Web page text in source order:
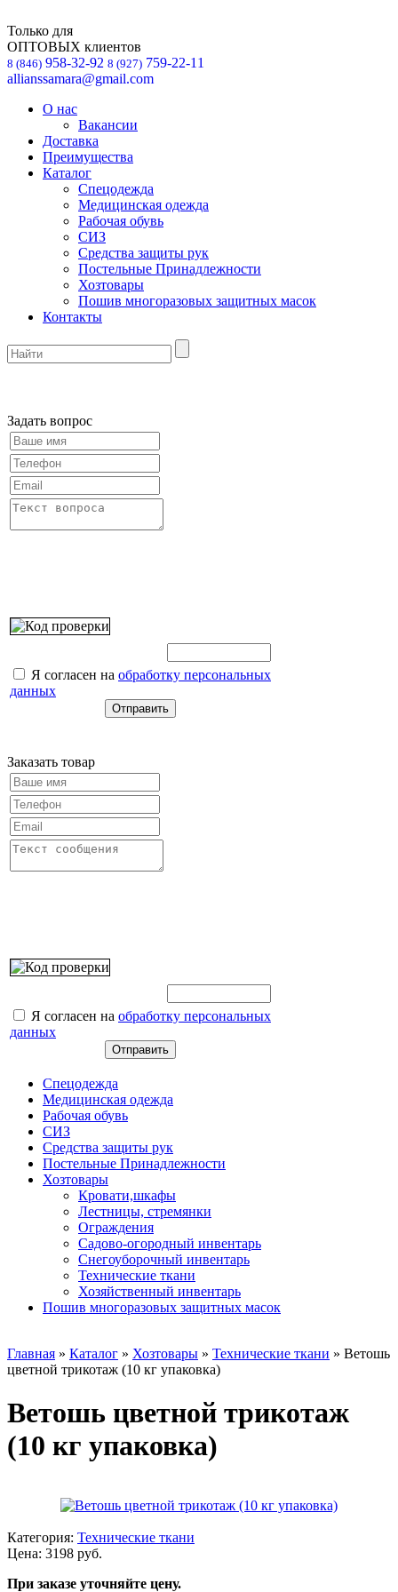
Только для
ОПТОВЫХ клиентов
8 (846) 958-32-92 8 (927) 759-22-11
allianssamara@gmail.com
О нас
Вакансии
Доставка
Преимущества
Каталог
Спецодежда
Медицинская одежда
Рабочая обувь
СИЗ
Средства защиты рук
Постельные Принадлежности
Хозтовары
Пошив многоразовых защитных масок
Контакты
Задать вопрос
Я согласен на обработку персональных
данных
Заказать товар
Я согласен на обработку персональных
данных
Спецодежда
Медицинская одежда
Рабочая обувь
СИЗ
Средства защиты рук
Постельные Принадлежности
Хозтовары
Кровати,шкафы
Лестницы, стремянки
Ограждения
Садово-огородный инвентарь
Снегоуборочный инвентарь
Технические ткани
Хозяйственный инвентарь
Пошив многоразовых защитных масок
Главная » Каталог » Хозтовары » Технические ткани » Ветошь
цветной трикотаж (10 кг упаковка)
Ветошь цветной трикотаж
(10 кг упаковка)
Категория: Технические ткани
Цена: 3198 руб.
При заказе уточняйте цену.